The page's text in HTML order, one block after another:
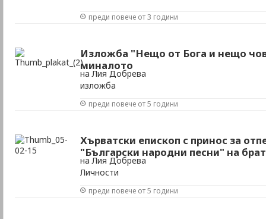
преди повече от 3 години
Изложба "Нещо от Бога и нещо
миналото
на Лия Добрева
изложба
преди повече от 5 години
Хърватски епископ с принос за
"Български народни песни" на
на Лия Добрева
Личности
преди повече от 5 години